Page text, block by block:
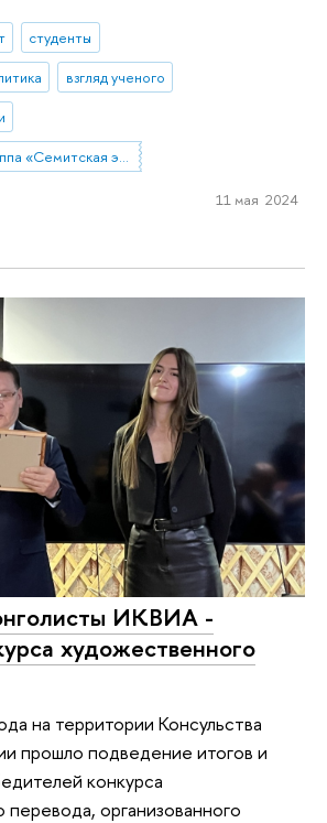
студенты
взгляд ученого
Научно-учебная группа «Семитская эпиграфика в цифровую эпоху»
11 мая 2024
ИКВИА -
художественного
на территории Консульства
прошло подведение итогов и
конкурса
организованного